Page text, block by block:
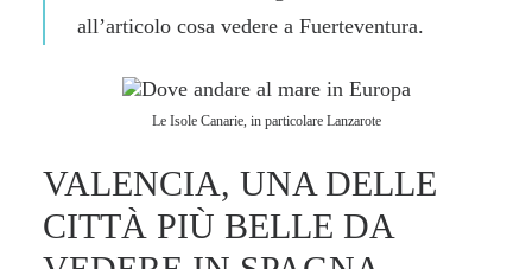
all’articolo cosa vedere a Fuerteventura.
Le Isole Canarie, in particolare Lanzarote
VALENCIA, UNA DELLE
CITTÀ PIÙ BELLE DA